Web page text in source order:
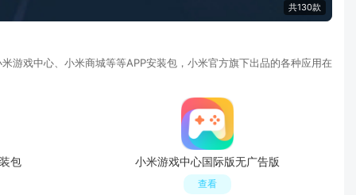
共130款
游戏中心、小米商城等等APP安装包，小米官方旗下出品的各种应用在
包 小米游戏中心国际版无广告版
查看